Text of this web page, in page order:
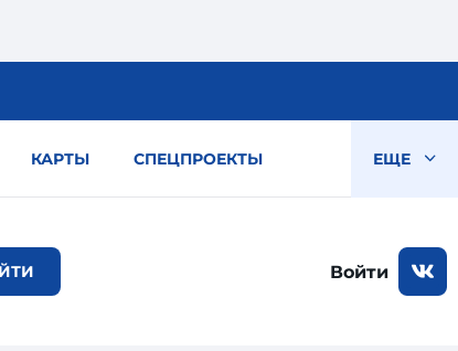
КАРТЫ СПЕЦПРОЕКТЫ ЕЩЕ
Войти